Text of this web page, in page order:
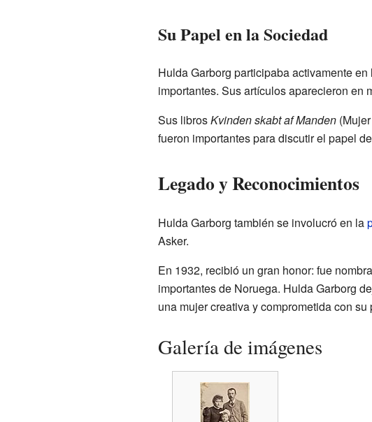
Su Papel en la Sociedad
Hulda Garborg participaba activamente
importantes. Sus artículos aparecieron en
Sus librosKvinden skabt af Manden(Mujer
fueron importantes para discutir el papel
Legado y Reconocimientos
Hulda Garborg también se involucró en la
Asker.
En 1932, recibió un gran honor: fue
importantes de Noruega. Hulda Garborg
una mujer creativa y comprometida con su
Galería de imágenes